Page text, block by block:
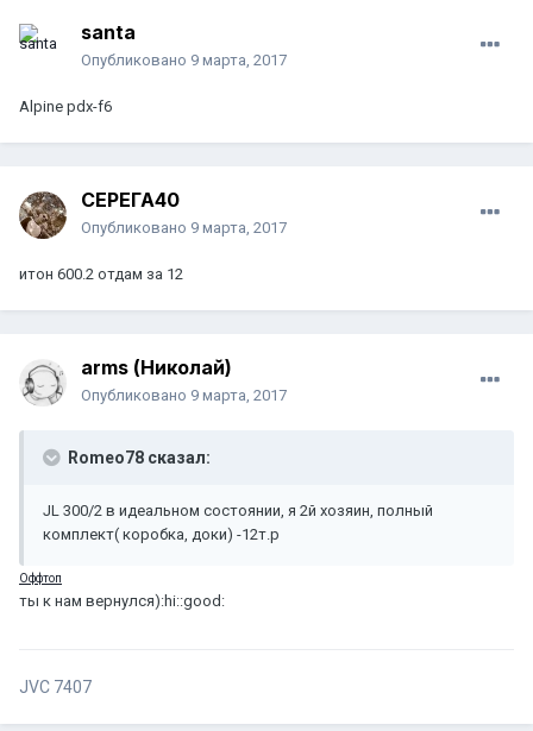
santa
Опубликовано 9 марта, 2017
Alpine pdx-f6
СЕРЕГА40
Опубликовано 9 марта, 2017
итон 600.2 отдам за 12
arms (Николай)
Опубликовано 9 марта, 2017
Romeo78 сказал:
JL 300/2 в идеальном состоянии, я 2й хозяин, полный
комплект( коробка, доки) -12т.р
Оффтоп
ты к нам вернулся):hi::good:
JVC 7407